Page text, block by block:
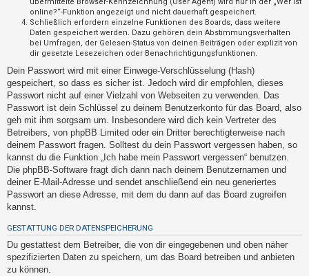
w
o
r
t
e
t
e
T
h
e
m
e
n
online?“-Funktion angezeigt und nicht dauerhaft gespeichert.
Schließlich erfordern einzelne Funktionen des Boards, dass weitere
Daten gespeichert werden. Dazu gehören dein Abstimmungsverhalten
bei Umfragen, der Gelesen-Status von deinen Beiträgen oder explizit von
dir gesetzte Lesezeichen oder Benachrichtigungsfunktionen.
Dein Passwort wird mit einer Einwege-Verschlüsselung (Hash)
gespeichert, so dass es sicher ist. Jedoch wird dir empfohlen, dieses
Passwort nicht auf einer Vielzahl von Webseiten zu verwenden. Das
Passwort ist dein Schlüssel zu deinem Benutzerkonto für das Board, also
geh mit ihm sorgsam um. Insbesondere wird dich kein Vertreter des
Betreibers, von phpBB Limited oder ein Dritter berechtigterweise nach
deinem Passwort fragen. Solltest du dein Passwort vergessen haben, so
kannst du die Funktion „Ich habe mein Passwort vergessen“ benutzen.
Die phpBB-Software fragt dich dann nach deinem Benutzernamen und
deiner E-Mail-Adresse und sendet anschließend ein neu generiertes
Passwort an diese Adresse, mit dem du dann auf das Board zugreifen
kannst.
GESTATTUNG DER DATENSPEICHERUNG
Du gestattest dem Betreiber, die von dir eingegebenen und oben näher
spezifizierten Daten zu speichern, um das Board betreiben und anbieten
zu können.